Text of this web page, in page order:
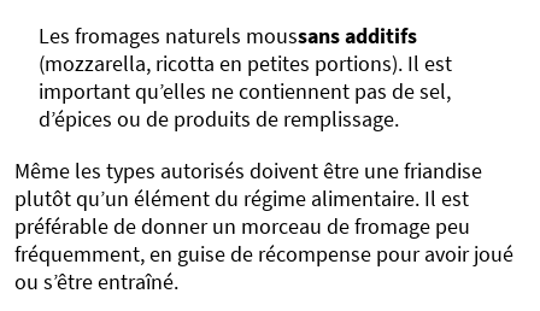
Les fromages naturels moussans additifs
(mozzarella, ricotta en petites portions). Il est
important qu’elles ne contiennent pas de sel,
d’épices ou de produits de remplissage.
Même les types autorisés doivent être une friandise
plutôt qu’un élément du régime alimentaire. Il est
préférable de donner un morceau de fromage peu
fréquemment, en guise de récompense pour avoir joué
ou s’être entraîné.